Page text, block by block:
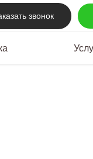
звонок